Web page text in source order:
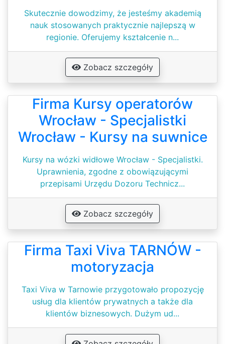
Skutecznie dowodzimy, że jesteśmy akademią
nauk stosowanych praktycznie najlepszą w
regionie. Oferujemy kształcenie n...
Zobacz szczegóły
Firma Kursy operatorów
Wrocław - Specjalistki
Wrocław - Kursy na suwnice
Kursy na wózki widłowe Wrocław - Specjalistki.
Uprawnienia, zgodne z obowiązującymi
przepisami Urzędu Dozoru Technicz...
Zobacz szczegóły
Firma Taxi Viva TARNÓW -
motoryzacja
Taxi Viva w Tarnowie przygotowało propozycję
usług dla klientów prywatnych a także dla
klientów biznesowych. Dużym ud...